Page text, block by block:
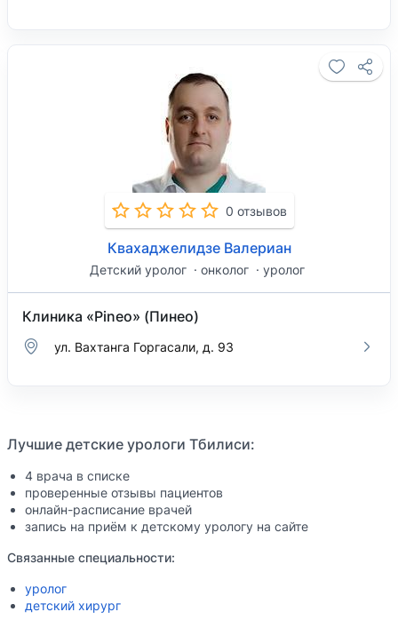
0 отзывов
Квахаджелидзе Валериан
Детский уролог онколог уролог
Клиника «Pineo» (Пинео)
ул. Вахтанга Горгасали, д. 93
Лучшие детские урологи Тбилиси:
4 врача в списке
проверенные отзывы пациентов
онлайн-расписание врачей
запись на приём к детскому урологу на сайте
Связанные специальности:
уролог
детский хирург